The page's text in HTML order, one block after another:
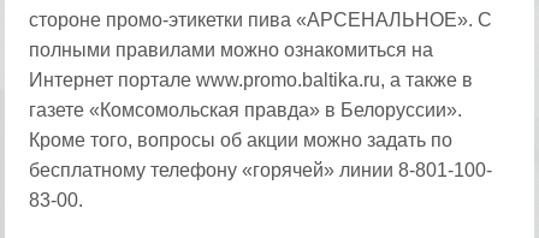
стороне промо-этикетки пива «АРСЕНАЛЬНОЕ». С
полными правилами можно ознакомиться на
Интернет портале www.promo.baltika.ru, а также в
газете «Комсомольская правда» в Белоруссии».
Кроме того, вопросы об акции можно задать по
бесплатному телефону «горячей» линии 8-801-100-
83-00.